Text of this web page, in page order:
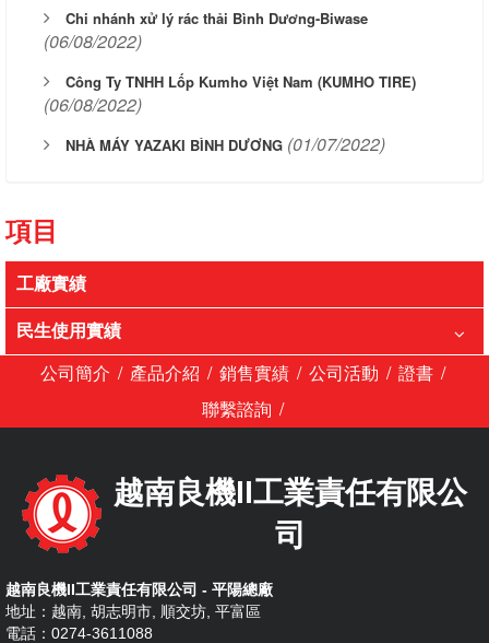
Chi nhánh xử lý rác thải Bình Dương-Biwase
(06/08/2022)
Công Ty TNHH Lốp Kumho Việt Nam (KUMHO TIRE)
(06/08/2022)
NHÀ MÁY YAZAKI BÌNH DƯƠNG (01/07/2022)
項目
工廠實績
民生使用實績
公司簡介 / 產品介紹 / 銷售實績 / 公司活動 / 證書 /
聯繫諮詢 /
越南良機II工業責任有限公
司
越南良機II工業責任有限公司 - 平陽總廠
地址：越南, 胡志明市, 順交坊, 平富區
電話：0274-3611088